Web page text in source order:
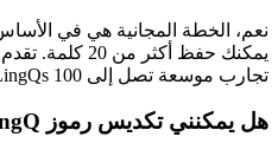
نعم، الخطة المجانية هي في
يمكنك حفظ أكثر
تجارب موسعة تصل إلى 100 LingQs.
هل يمكنني تكديس رموز LingQ الترويجية؟